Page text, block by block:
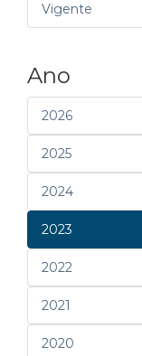
Vigente
Ano
2026
2025
2024
2023
2022
2021
2020